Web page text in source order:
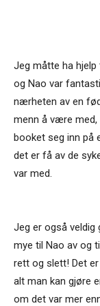
Jeg måtte ha
og Nao var
nærheten av en
menn å være med,
booket seg inn på
det er få av de
var med.
Jeg er også
mye til Nao av og
rett og slett! Det
alt man kan gjøre
om det var mer